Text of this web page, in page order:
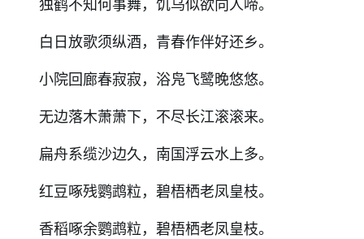
独鹤不知何事舞，饥乌似欲向人啼。
白日放歌须纵酒，青春作伴好还乡。
小院回廊春寂寂，浴凫飞鹭晚悠悠。
无边落木萧萧下，不尽长江滚滚来。
扁舟系缆沙边久，南国浮云水上多。
红豆啄残鹦鹉粒，碧梧栖老凤皇枝。
香稻啄余鹦鹉粒，碧梧栖老凤皇枝。